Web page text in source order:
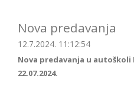
Nova predavanja
12.7.2024. 11:12:54
Nova predavanja u
22.07.2024.